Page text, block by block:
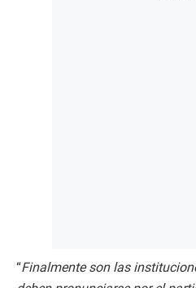
“Finalmente son las